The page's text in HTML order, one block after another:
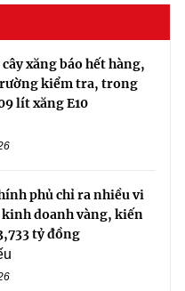
xăng báo hết hàng,
kiểm tra, trong
lít xăng E10
phủ chỉ ra nhiều vi
doanh vàng, kiến
tỷ đồng